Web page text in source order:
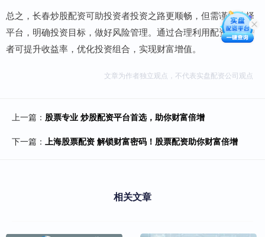
总之，长春炒股配资可助投资者投资之路更顺畅，但需谨慎选择
平台，明确投资目标，做好风险管理。通过合理利用配资，投资
者可提升收益率，优化投资组合，实现财富增值。
文章为作者独立观点，不代表实盘配资公司观点
上一篇： 股票专业 炒股配资平台首选，助你财富倍增
下一篇： 上海股票配资 解锁财富密码！股票配资助你财富倍增
相关文章